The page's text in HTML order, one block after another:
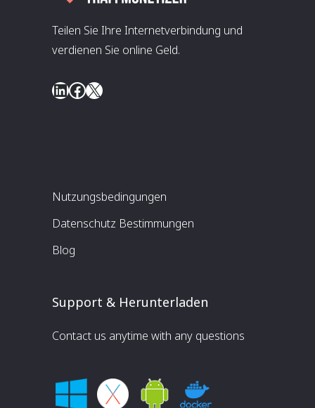
Teilen Sie Ihre Internetverbindung und
verdienen Sie online Geld.
LinkedIn
Facebook
X
Nutzungsbedingungen
Datenschutz Bestimmungen
Blog
Support & Herunterladen
Contact us anytime with any questions